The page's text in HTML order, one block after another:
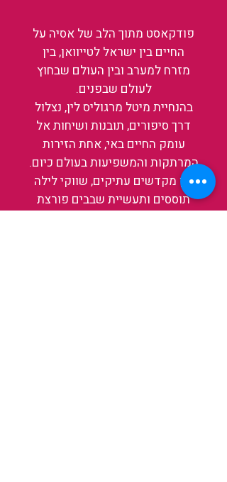
פודקאסט מתוך הלב של אסיה על
החיים בין ישראל לטייוואן, בין
מזרח למערב ובין העולם שבחוץ
לעולם שבפנים.
בהנחיית מיטל מרגוליס לין, נצלול
דרך סיפורים, תובנות ושיחות אל
עומק החיים באי, אחת הזירות
המרתקות והמשפיעות בעולם כיום.
בין מקדשים עתיקים, שווקי לילה
תוססים ותעשיית שבבים פורצת